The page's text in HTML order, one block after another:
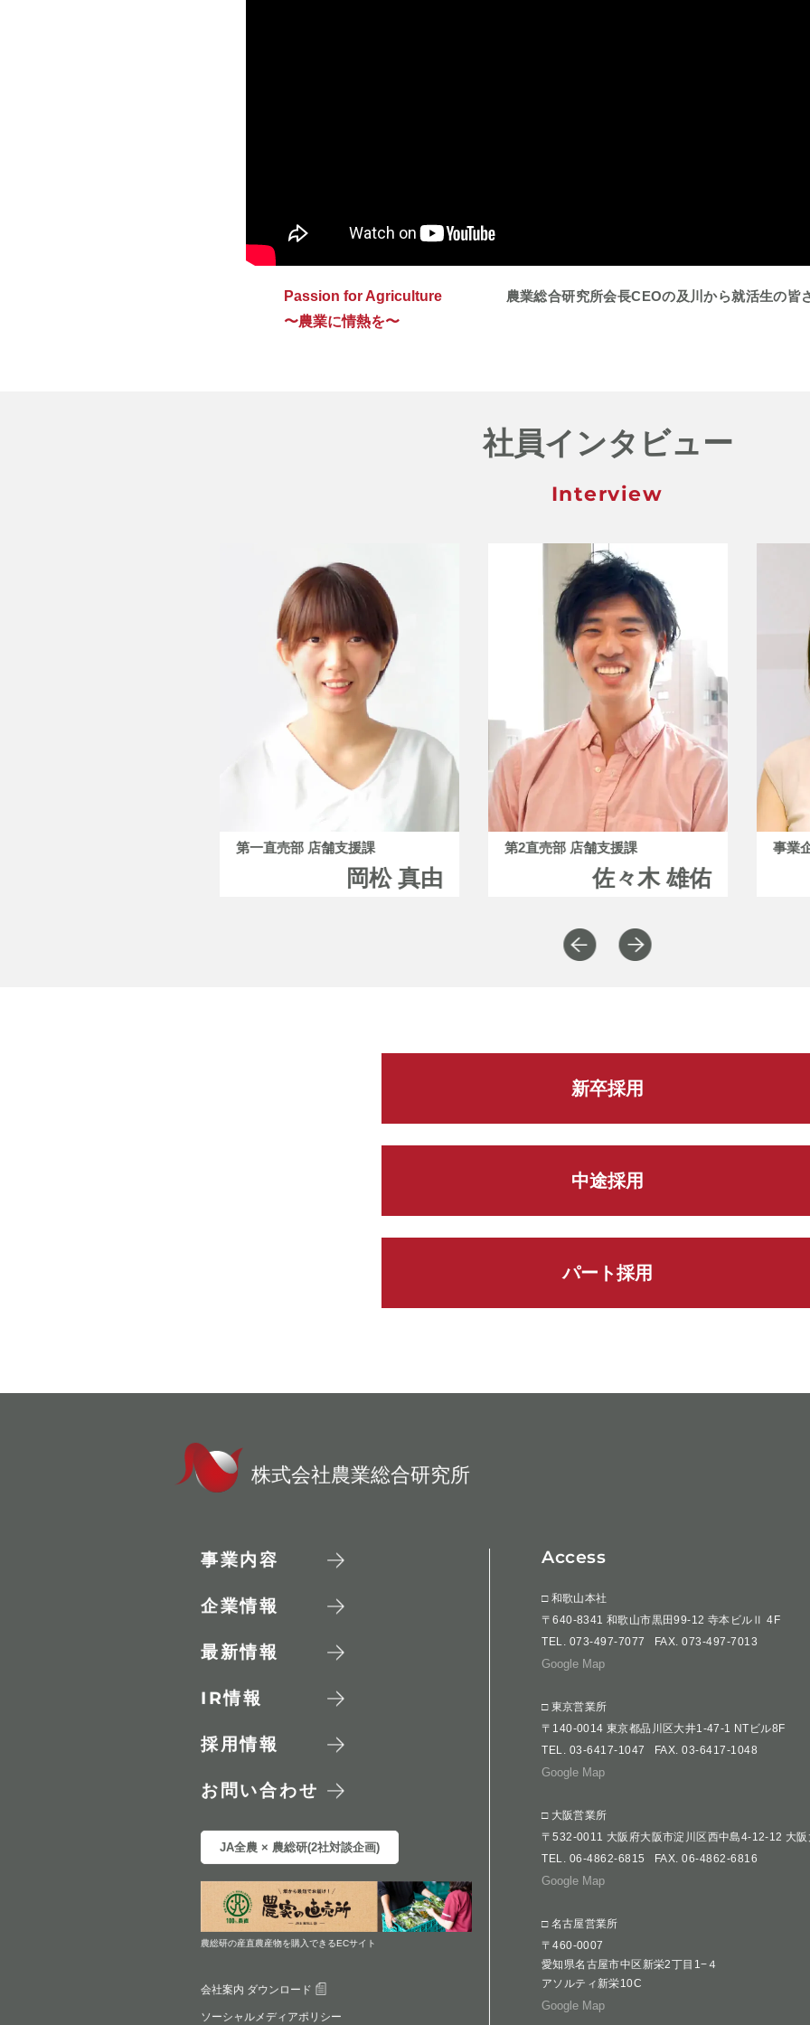
Passion for Agriculture
〜農業に情熱を〜
農業総合研究所会長CEOの及川から就活生の皆
社員インタビュー
Interview
第一直売部 店舗支援課
岡松 真由
第2直売部 店舗支援課
佐々木 雄佑
事業
新卒採用
中途採用
パート採用
株式会社農業総合研究所
事業内容
企業情報
最新情報
IR情報
採用情報
お問い合わせ
JA全農 × 農総研(2社対談企画)
農総研の産直農産物を購入できるECサイト
会社案内 ダウンロード
ソーシャルメディアポリシー
Access
□ 和歌山本社
〒640-8341 和歌山市黒田99-12 寺本ビルⅡ 4F
TEL. 073-497-7077 FAX. 073-497-7013
Google Map
□ 東京営業所
〒140-0014 東京都品川区大井1-47-1 NTビル8F
TEL. 03-6417-1047 FAX. 03-6417-1048
Google Map
□ 大阪営業所
〒532-0011 大阪府大阪市淀川区西中島4-12-12 大
TEL. 06-4862-6815 FAX. 06-4862-6816
Google Map
□ 名古屋営業所
〒460-0007
愛知県名古屋市中区新栄2丁目1−４
アソルティ新栄10C
Google Map